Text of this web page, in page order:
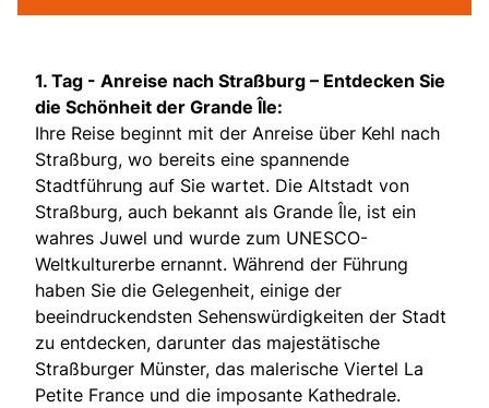
1. Tag - Anreise nach Straßburg – Entdecken Sie
die Schönheit der Grande Île:
Ihre Reise beginnt mit der Anreise über Kehl nach
Straßburg, wo bereits eine spannende
Stadtführung auf Sie wartet. Die Altstadt von
Straßburg, auch bekannt als Grande Île, ist ein
wahres Juwel und wurde zum UNESCO-
Weltkulturerbe ernannt. Während der Führung
haben Sie die Gelegenheit, einige der
beeindruckendsten Sehenswürdigkeiten der Stadt
zu entdecken, darunter das majestätische
Straßburger Münster, das malerische Viertel La
Petite France und die imposante Kathedrale.